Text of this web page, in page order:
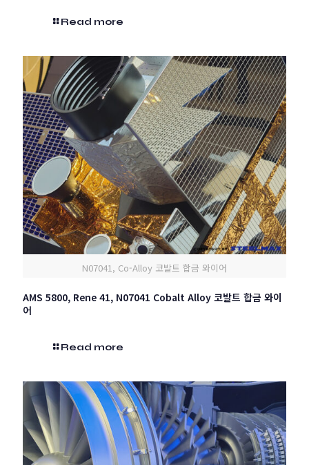
Read more
N07041, Co-Alloy 코발트 합금 와이어
AMS 5800, Rene 41, N07041 Cobalt Alloy 코발트 합금 와이
어
Read more